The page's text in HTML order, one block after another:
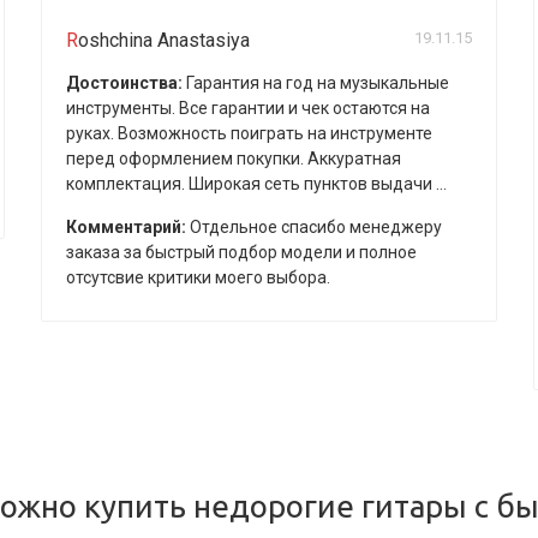
Roshchina Anastasiya 19.11.15
Достоинства: Гарантия на год на музыкальные
инструменты. Все гарантии и чек остаются на
руках. Возможность поиграть на инструменте
перед оформлением покупки. Аккуратная
комплектация. Широкая сеть пунктов выдачи ...
Комментарий: Отдельное спасибо менеджеру
заказа за быстрый подбор модели и полное
отсутсвие критики моего выбора.
купить недорогие гитары с